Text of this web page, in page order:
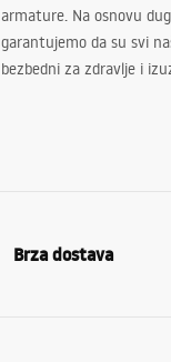
armature. Na osnovu
garantujemo da su svi
bezbedni za zdravlje i
Brza dostava